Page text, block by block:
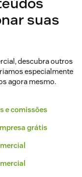
suas
descubra outros
especialmente
agora mesmo.
e comissões
grátis